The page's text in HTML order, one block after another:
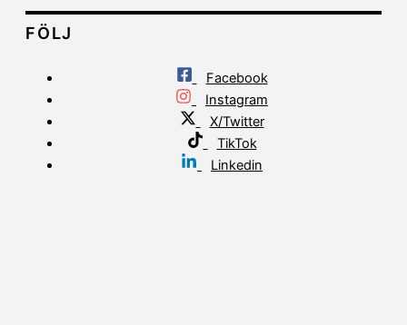
FÖLJ
Facebook
Instagram
X/Twitter
TikTok
Linkedin